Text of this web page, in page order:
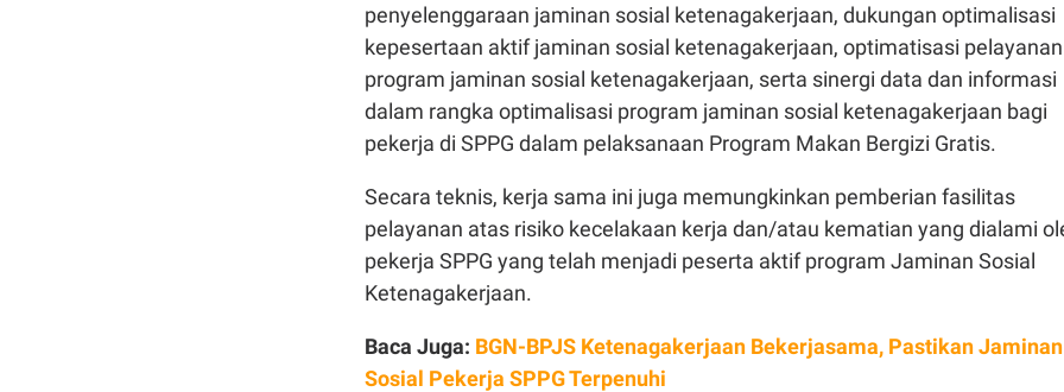
penyelenggaraan jaminan sosial ketenagakerjaan, dukungan optimalisasi
kepesertaan aktif jaminan sosial ketenagakerjaan, optimatisasi pelayanan
program jaminan sosial ketenagakerjaan, serta sinergi data dan informasi
dalam rangka optimalisasi program jaminan sosial ketenagakerjaan bagi
pekerja di SPPG dalam pelaksanaan Program Makan Bergizi Gratis.
Secara teknis, kerja sama ini juga memungkinkan pemberian fasilitas
pelayanan atas risiko kecelakaan kerja dan/atau kematian yang dialami
pekerja SPPG yang telah menjadi peserta aktif program Jaminan Sosial
Ketenagakerjaan.
Baca Juga: BGN-BPJS Ketenagakerjaan Bekerjasama, Pastikan Jaminan
Sosial Pekerja SPPG Terpenuhi